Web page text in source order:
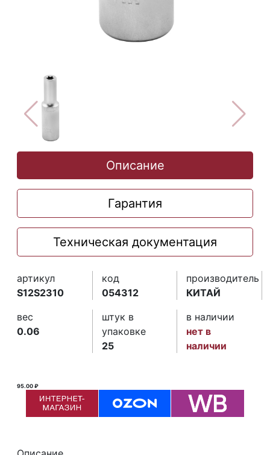
Описание
Гарантия
Техническая документация
артикул
S12S2310
код
054312
производитель
КИТАЙ
вес
0.06
штук в
упаковке
25
в наличии
нет в
наличии
95.00 ₽